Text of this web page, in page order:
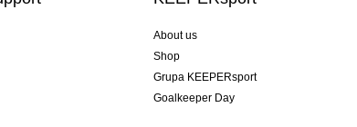
About us
Shop
Grupa KEEPERsport
Goalkeeper Day